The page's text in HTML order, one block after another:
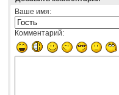
Ваше имя:
Комментарий: